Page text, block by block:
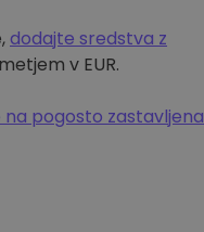
dodajte sredstva z
v EUR.
pogosto zastavljena